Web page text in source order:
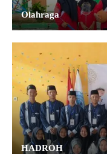
Olahraga
HADROH